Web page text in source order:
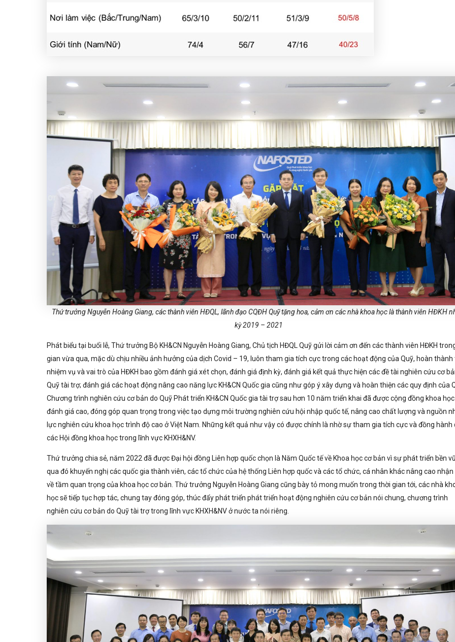
Thứ trưởng Nguyễn Hoàng Giang, các thành viên HĐQL, lãnh đạo CQĐH Quỹ tặng hoa, cảm ơn các nhà khoa học là thành viên HĐKH
kỳ 2019 – 2021
Phát biểu tại buổi lễ, Thứ trưởng Bộ KH&CN Nguyễn Hoàng Giang, Chủ tịch HĐQL Quỹ gửi lời cảm ơn đến các thành viên HĐKH
gian vừa qua, mặc dù chịu nhiều ảnh hưởng của dịch Covid – 19, luôn tham gia tích cực trong các hoạt động của Quỹ, hoàn
nhiệm vụ và vai trò của HĐKH bao gồm đánh giá xét chọn, đánh giá định kỳ, đánh giá kết quả thực hiện các đề tài nghiên cứu cơ
Quỹ tài trợ; đánh giá các hoạt động nâng cao năng lực KH&CN Quốc gia cũng như góp ý xây dựng và hoàn thiện các quy định của
Chương trình nghiên cứu cơ bản do Quỹ Phát triển KH&CN Quốc gia tài trợ sau hơn 10 năm triển khai đã được cộng đồng khoa học
đánh giá cao, đóng góp quan trọng trong việc tạo dựng môi trường nghiên cứu hội nhập quốc tế, nâng cao chất lượng và nguồn
lực nghiên cứu khoa học trình độ cao ở Việt Nam. Những kết quả như vậy có được chính là nhờ sự tham gia tích cực và đồng hành
các Hội đồng khoa học trong lĩnh vực KHXH&NV.
Thứ trưởng chia sẻ, năm 2022 đã được Đại hội đồng Liên hợp quốc chọn là Năm Quốc tế về Khoa học cơ bản vì sự phát triển bền
qua đó khuyến nghị các quốc gia thành viên, các tổ chức của hệ thống Liên hợp quốc và các tổ chức, cá nhân khác nâng cao
về tầm quan trọng của khoa học cơ bản. Thứ trưởng Nguyễn Hoàng Giang cũng bày tỏ mong muốn trong thời gian tới, các nhà
học sẽ tiếp tục hợp tác, chung tay đóng góp, thúc đẩy phát triển phát triển hoạt động nghiên cứu cơ bản nói chung, chương trình
nghiên cứu cơ bản do Quỹ tài trợ trong lĩnh vực KHXH&NV ở nước ta nói riêng.